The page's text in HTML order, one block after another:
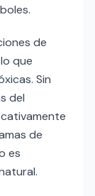
de
que
Sin
del
de
es